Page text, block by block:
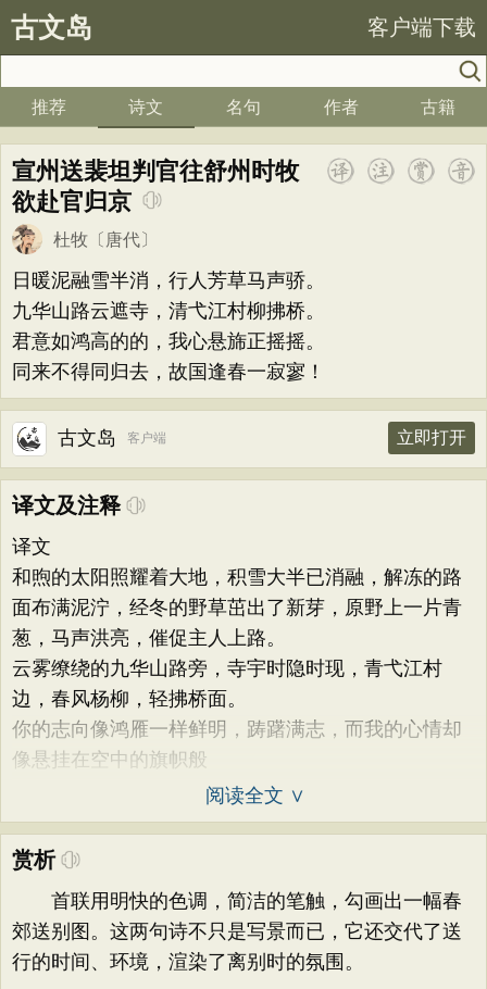
古文岛 客户端下载
推荐 诗文 名句 作者 古籍
宣州送裴坦判官往舒州时牧
欲赴官归京
杜牧 〔唐代〕
日暖泥融雪半消，行人芳草马声骄。
九华山路云遮寺，清弋江村柳拂桥。
君意如鸿高的的，我心悬旆正摇摇。
同来不得同归去，故国逢春一寂寥！
古文岛 客户端 立即打开
译文及注释
译文
和煦的太阳照耀着大地，积雪大半已消融，解冻的路
面布满泥泞，经冬的野草茁出了新芽，原野上一片青
葱，马声洪亮，催促主人上路。
云雾缭绕的九华山路旁，寺宇时隐时现，青弋江村
边，春风杨柳，轻拂桥面。
你的志向像鸿雁一样鲜明，踌躇满志，而我的心情却
像悬挂在空中的旗帜般
阅读全文 ∨
赏析
首联用明快的色调，简洁的笔触，勾画出一幅春
郊送别图。这两句诗不只是写景而已，它还交代了送
行的时间、环境，渲染了离别时的氛围。